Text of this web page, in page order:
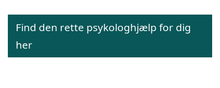
Find den rette psykologhjælp for dig
her